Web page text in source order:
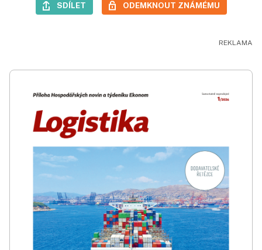
SDÍLET ODEMKNOUT ZNÁMÉMU